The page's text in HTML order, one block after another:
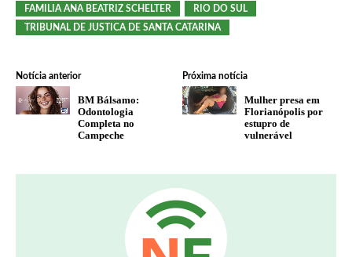
FAMILIA ANA BEATRIZ SCHELTER
RIO DO SUL
TRIBUNAL DE JUSTICA DE SANTA CATARINA
Notícia anterior
BM Bálsamo:
Odontologia
Completa no
Campeche
Próxima notícia
Mulher presa em
Florianópolis por
estupro de
vulnerável